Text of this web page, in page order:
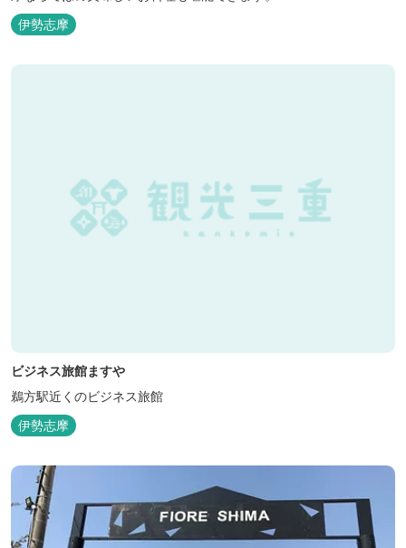
伊勢志摩
ビジネス旅館ますや
鵜方駅近くのビジネス旅館
伊勢志摩